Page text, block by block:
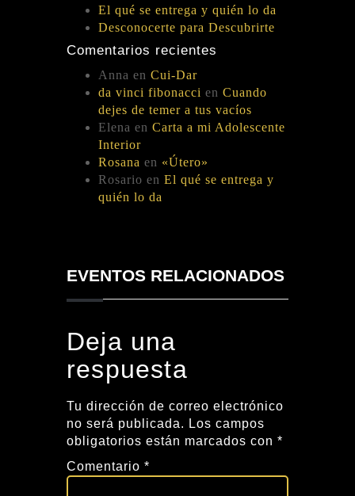
El qué se entrega y quién lo da
Desconocerte para Descubrirte
Comentarios recientes
Anna en Cui-Dar
da vinci fibonacci en Cuando
dejes de temer a tus vacíos
Elena en Carta a mi Adolescente
Interior
Rosana en «Útero»
Rosario en El qué se entrega y
quién lo da
EVENTOS RELACIONADOS
Deja una
respuesta
Tu dirección de correo electrónico
no será publicada. Los campos
obligatorios están marcados con *
Comentario *